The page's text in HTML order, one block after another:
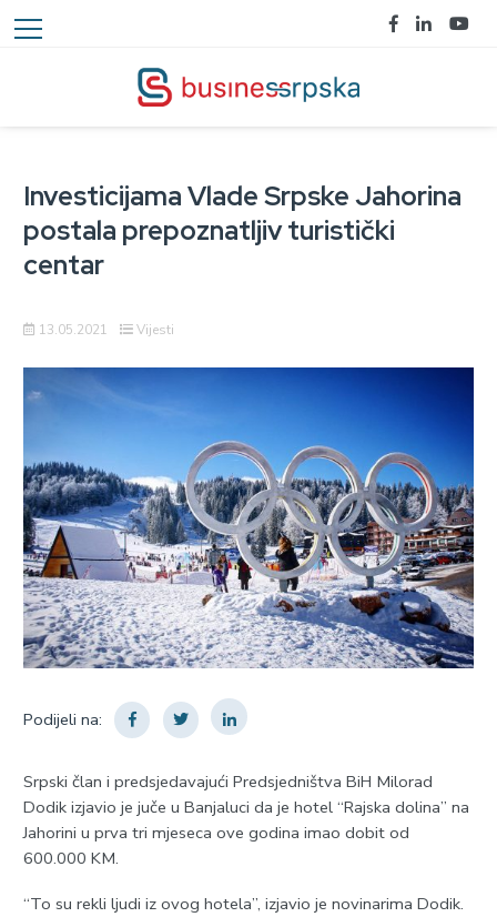
Investicijama Vlade Srpske Jahorina
postala prepoznatljiv turistički
centar
13.05.2021 Vijesti
Podijeli na:
Srpski član i predsjedavajući Predsjedništva BiH Milorad
Dodik izjavio je juče u Banjaluci da je hotel “Rajska dolina” na
Jahorini u prva tri mjeseca ove godina imao dobit od
600.000 KM.
“To su rekli ljudi iz ovog hotela”, izjavio je novinarima Dodik.